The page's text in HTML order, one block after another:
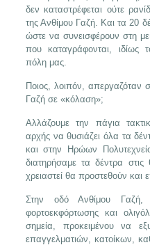
δεν καταστρέφεται ούτε
της Ανθίμου Γαζή. Και τα 20
ώστε να συνεισφέρουν στη
που καταγράφονται, ιδίως
πόλη μας.
Ποιος, λοιπόν, απεργαζόταν
Γαζή σε «κόλαση»;
Αλλάζουμε την πάγια
αρχής να θυσιάζει όλα τα
και στην Ηρώων
διατηρήσαμε τα δέντρα
χρειαστεί θα προστεθούν και
Στην οδό Ανθίμου Γαζή,
φορτοεκφόρτωσης και
σημεία, προκειμένου να
επαγγελματιών, κατοίκων,